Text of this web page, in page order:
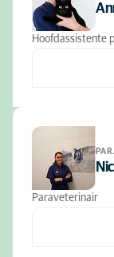
Hoofdassistente
Paraveterinair